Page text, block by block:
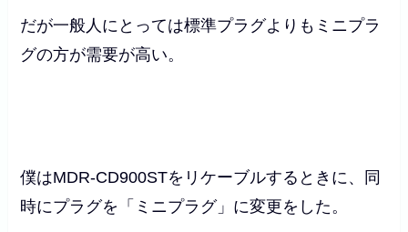
だが一般人にとっては標準プラグよりもミニプラ
グの方が需要が高い。
僕はMDR-CD900STをリケーブルするときに、同
時にプラグを「ミニプラグ」に変更をした。